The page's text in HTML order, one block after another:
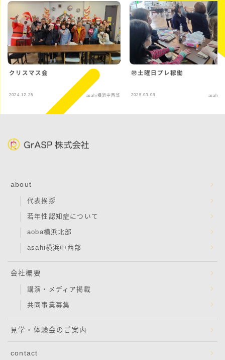
クリスマス会
2024.12.25 asahi横浜中西部
㊗土曜日プレ稼働
2025.03.08 asahi横
about
代表挨拶
若年性認知症について
aoba横浜北部
asahi横浜中西部
会社概要
講演・メディア掲載
共同事業募集
見学・体験会のご案内
contact